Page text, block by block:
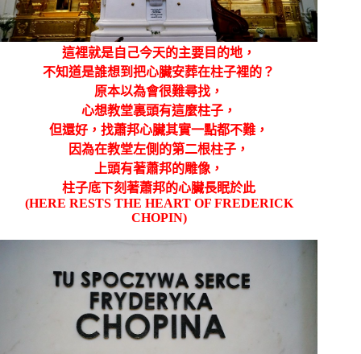
這裡就是自己今天的主要目的地，
不知道是誰想到把心臟安葬在柱子裡的？
原本以為會很難尋找，
心想教堂裏頭有這麼柱子，
但還好，找蕭邦心臟其實一點都不難，
因為在教堂左側的第二根柱子，
上頭有著蕭邦的雕像，
柱子底下刻著蕭邦的心臟長眠於此
(HERE RESTS THE HEART OF FREDERICK
CHOPIN)